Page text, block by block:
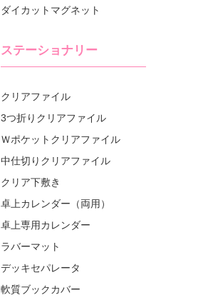
ステーショナリー
クリアファイル
3つ折りクリアファイル
Ｗポケットクリアファイル
中仕切りクリアファイル
クリア下敷き
卓上カレンダー（両用）
卓上専用カレンダー
ラバーマット
デッキセパレータ
軟質ブックカバー
ダイカットマグネット